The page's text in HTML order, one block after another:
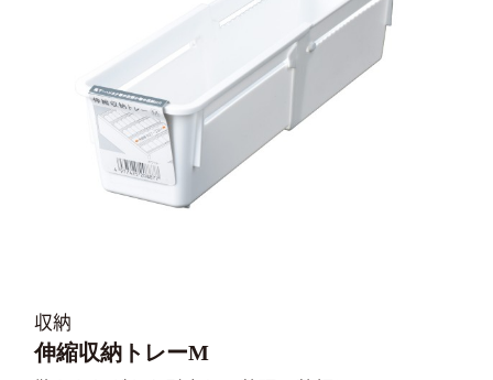
収納
伸縮収納トレーM